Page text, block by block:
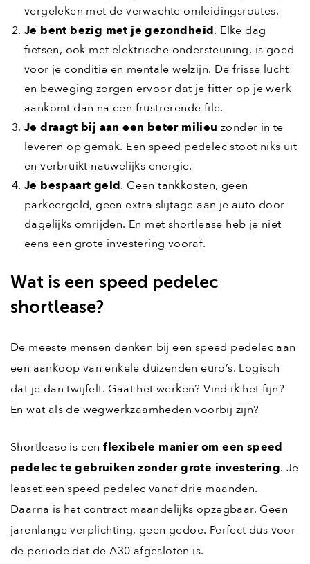
vergeleken met de verwachte omleidingsroutes.
Je bent bezig met je gezondheid. Elke dag
fietsen, ook met elektrische ondersteuning, is goed
voor je conditie en mentale welzijn. De frisse lucht
en beweging zorgen ervoor dat je fitter op je werk
aankomt dan na een frustrerende file.
Je draagt bij aan een beter milieu zonder in te
leveren op gemak. Een speed pedelec stoot niks uit
en verbruikt nauwelijks energie.
Je bespaart geld. Geen tankkosten, geen
parkeergeld, geen extra slijtage aan je auto door
dagelijks omrijden. En met shortlease heb je niet
eens een grote investering vooraf.
Wat is een speed pedelec
shortlease?
De meeste mensen denken bij een speed pedelec aan
een aankoop van enkele duizenden euro’s. Logisch
dat je dan twijfelt. Gaat het werken? Vind ik het fijn?
En wat als de wegwerkzaamheden voorbij zijn?
Shortlease is eenflexibele manier om een speed
pedelec te gebruiken zonder grote investering. Je
leaset een speed pedelec vanaf drie maanden.
Daarna is het contract maandelijks opzegbaar. Geen
jarenlange verplichting, geen gedoe. Perfect dus voor
de periode dat de A30 afgesloten is.